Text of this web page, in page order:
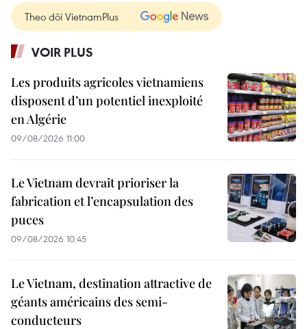
Theo dõi VietnamPlus
VOIR PLUS
Les produits agricoles vietnamiens
disposent d’un potentiel inexploité
en Algérie
09/08/2026 11:00
Le Vietnam devrait prioriser la
fabrication et l’encapsulation des
puces
09/08/2026 10:45
Le Vietnam, destination attractive de
géants américains des semi-
conducteurs